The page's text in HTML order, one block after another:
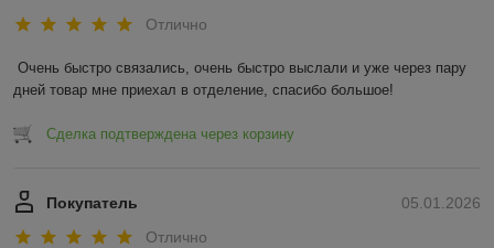
Отлично
Очень быстро связались, очень быстро выслали и уже через пару
дней товар мне приехал в отделение, спасибо большое!
Сделка подтверждена через корзину
05.01.2026
Покупатель
Отлично